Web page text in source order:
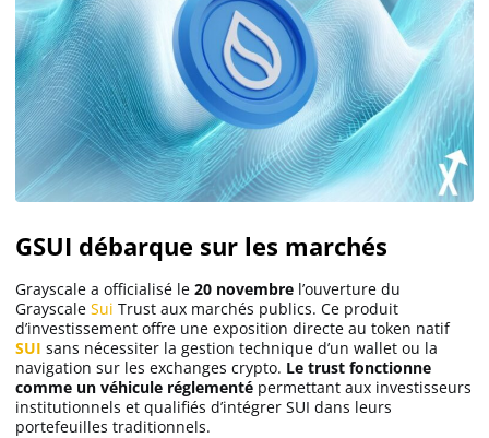
GSUI débarque sur les marchés
Grayscale a officialisé le 20 novembre l’ouverture du
Grayscale Sui Trust aux marchés publics. Ce produit
d’investissement offre une exposition directe au token natif
SUI sans nécessiter la gestion technique d’un wallet ou la
navigation sur les exchanges crypto. Le trust fonctionne
comme un véhicule réglementé permettant aux investisseurs
institutionnels et qualifiés d’intégrer SUI dans leurs
portefeuilles traditionnels.